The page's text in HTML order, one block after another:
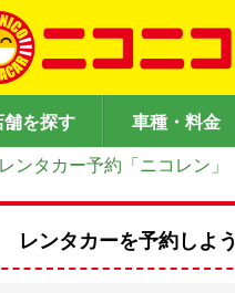
舗を探す 車種・料金
ンタカー予約「ニコレン」
レンタカーを予約しよう